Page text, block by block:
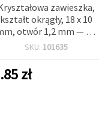
zawieszka,
kształt okrągły, 18 x 10
otwór 1,2 mm — do
biżuterii i rękodzieła
SKU: 101635
zł